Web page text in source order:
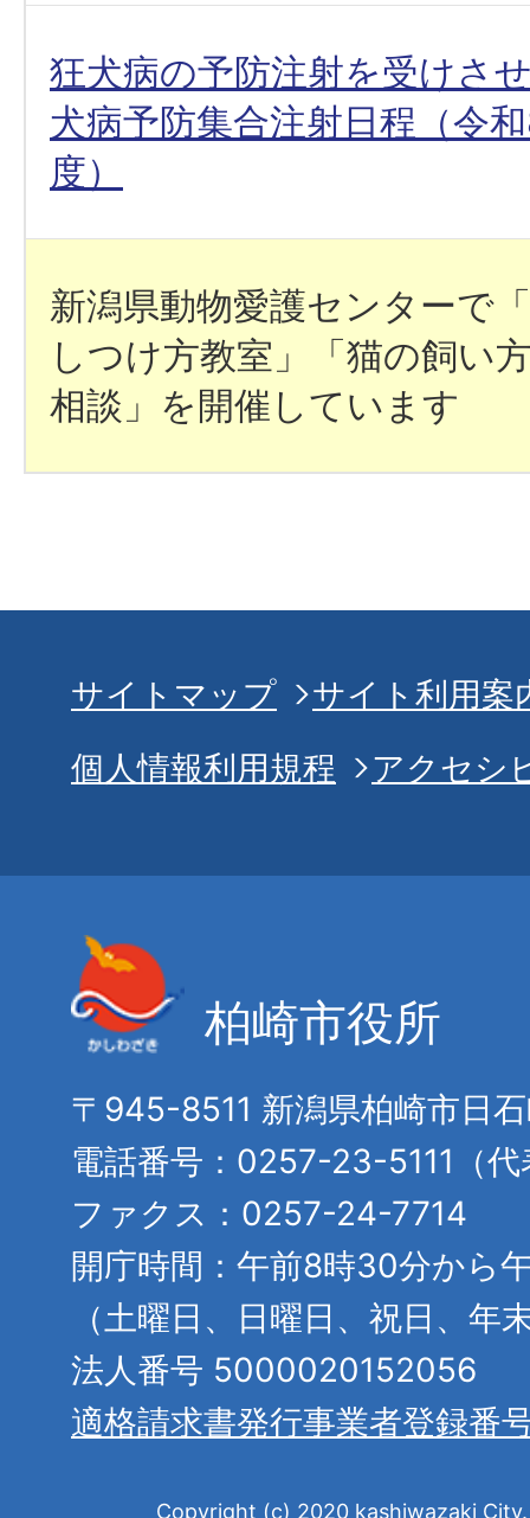
狂犬病の予防注射を受けさ
犬病予防集合注射日程（令
度）
新潟県動物愛護センターで
しつけ方教室」「猫の飼い
相談」を開催しています
サイトマップ
サイト利用案
個人情報利用規程
アクセシ
柏崎市役所
〒945-8511 新潟県柏崎市日
電話番号：0257-23-5111（代
ファクス：0257-24-7714
開庁時間：午前8時30分から
（土曜日、日曜日、祝日、年
法人番号 5000020152056
適格請求書発行事業者登録番
Copyright (c) 2020 kashiwazaki